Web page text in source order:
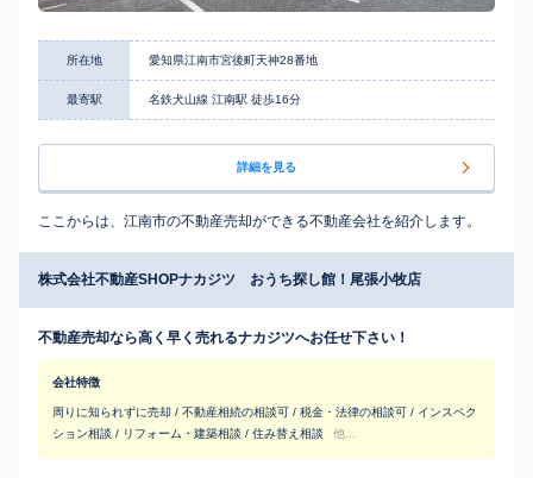
所在地 愛知県江南市宮後町天神28番地
最寄駅 名鉄犬山線 江南駅 徒歩16分
詳細を見る
ここからは、江南市の不動産売却ができる不動産会社を紹介します。
株式会社不動産SHOPナカジツ おうち探し館！尾張小牧店
不動産売却なら高く早く売れるナカジツへお任せ下さい！
会社特徴
周りに知られずに売却 / 不動産相続の相談可 / 税金・法律の相談可 / インスペク
ション相談 / リフォーム・建築相談 / 住み替え相談
他...